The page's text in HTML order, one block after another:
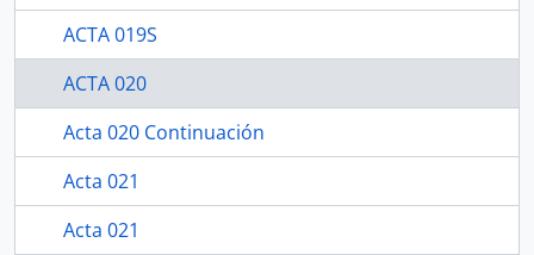
ACTA 019S
ACTA 020
Acta 020 Continuación
Acta 021
Acta 021